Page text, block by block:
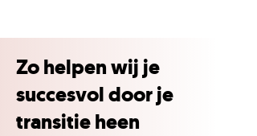
Zo helpen wij je
succesvol door je
transitie heen